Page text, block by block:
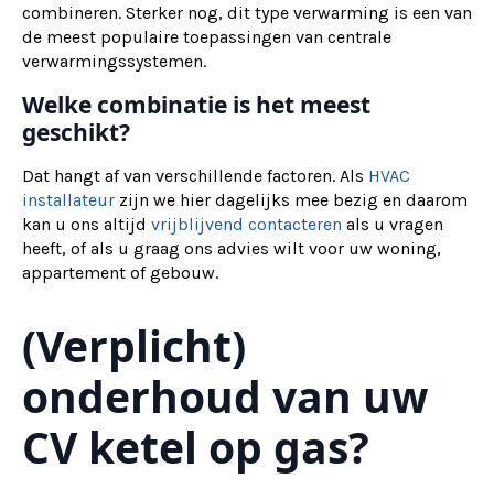
combineren. Sterker nog, dit type verwarming is een van
de meest populaire toepassingen van centrale
verwarmingssystemen.
Welke combinatie is het meest
geschikt?
Dat hangt af van verschillende factoren. Als HVAC
installateur zijn we hier dagelijks mee bezig en daarom
kan u ons altijd vrijblijvend contacteren als u vragen
heeft, of als u graag ons advies wilt voor uw woning,
appartement of gebouw.
(Verplicht)
onderhoud van uw
CV ketel op gas?